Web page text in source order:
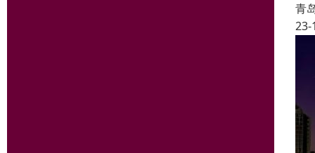
青
23-